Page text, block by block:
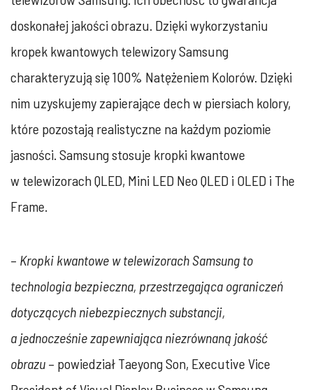
doskonałej jakości obrazu. Dzięki wykorzystaniu
kropek kwantowych telewizory Samsung
charakteryzują się 100% Natężeniem Kolorów. Dzięki
nim uzyskujemy zapierające dech w piersiach kolory,
które pozostają realistyczne na każdym poziomie
jasności. Samsung stosuje kropki kwantowe
w telewizorach QLED, Mini LED Neo QLED i OLED i The
Frame.
– Kropki kwantowe w telewizorach Samsung to
technologia bezpieczna, przestrzegająca ograniczeń
dotyczących niebezpiecznych substancji,
a jednocześnie zapewniająca niezrównaną jakość
obrazu – powiedział Taeyong Son, Executive Vice